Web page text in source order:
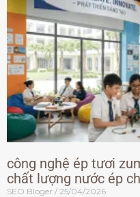
công nghệ ép tươi
chất lượng nước ép
SEO Bloger 25/04/2026